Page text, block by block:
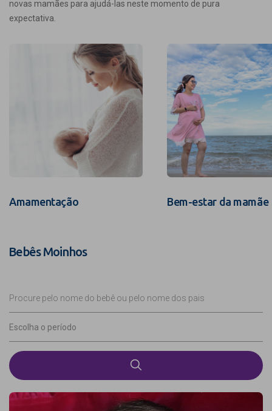
novas mamães para ajudá-las neste momento de pura
expectativa.
Amamentação Bem-estar da mamãe
Bebês Moinhos
Procure pelo nome do bebê ou pelo nome dos pais
Escolha o período